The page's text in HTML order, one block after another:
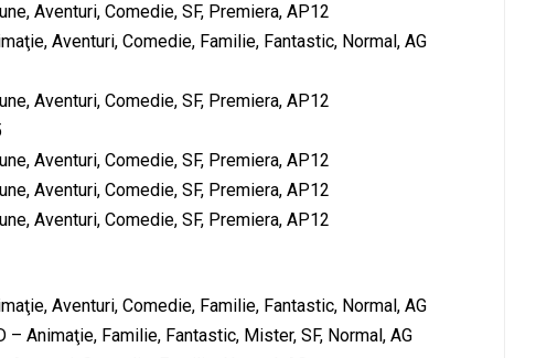
Aventuri, Comedie, SF, Premiera, AP12
Aventuri, Comedie, Familie, Fantastic, Normal, AG
Aventuri, Comedie, SF, Premiera, AP12
Aventuri, Comedie, SF, Premiera, AP12
Aventuri, Comedie, SF, Premiera, AP12
Aventuri, Comedie, SF, Premiera, AP12
Aventuri, Comedie, Familie, Fantastic, Normal, AG
Animaţie, Familie, Fantastic, Mister, SF, Normal, AG